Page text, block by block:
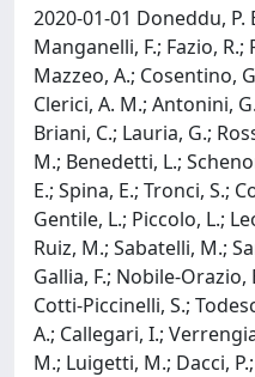
2020-01-01 Doneddu, P.
Manganelli, F.; Fazio, R.;
Mazzeo, A.; Cosentino,
Clerici, A. M.; Antonini,
Briani, C.; Lauria, G.;
M.; Benedetti, L.;
E.; Spina, E.; Tronci, S.;
Gentile, L.; Piccolo, L.;
Ruiz, M.; Sabatelli, M.;
Gallia, F.; Nobile-Orazio,
Cotti-Piccinelli, S.;
A.; Callegari, I.;
M.; Luigetti, M.; Dacci,